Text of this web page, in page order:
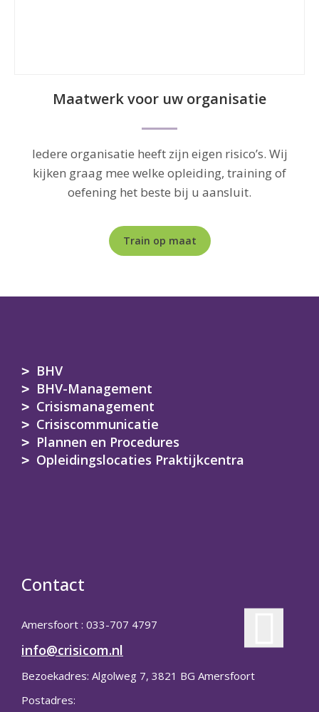
Maatwerk voor uw organisatie
Iedere organisatie heeft zijn eigen risico’s. Wij
kijken graag mee welke opleiding, training of
oefening het beste bij u aansluit.
Train op maat
BHV
BHV-Management
Crisismanagement
Crisiscommunicatie
Plannen en Procedures
Opleidingslocaties Praktijkcentra
Contact
Amersfoort : 033-707 4797
info@crisicom.nl
Bezoekadres: Algolweg 7, 3821 BG Amersfoort
Postadres: